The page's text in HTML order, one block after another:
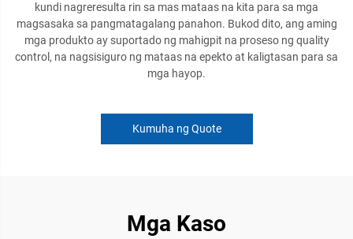
kundi nagreresulta rin sa mas mataas na kita para sa mga
magsasaka sa pangmatagalang panahon. Bukod dito, ang aming
mga produkto ay suportado ng mahigpit na proseso ng quality
control, na nagsisiguro ng mataas na epekto at kaligtasan para sa
mga hayop.
Kumuha ng Quote
Mga Kaso